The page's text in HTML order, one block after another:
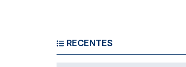
RECENTES